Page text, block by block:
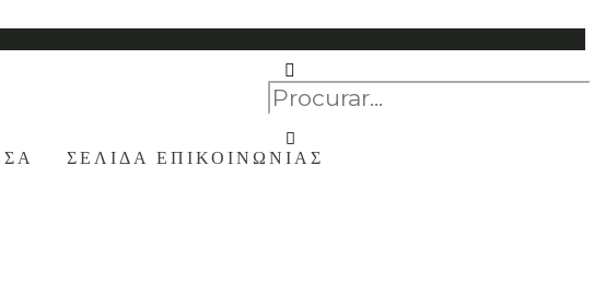
ΣΕΛΙΔΑ ΕΠΙΚΟΙΝΩΝΙΑΣ